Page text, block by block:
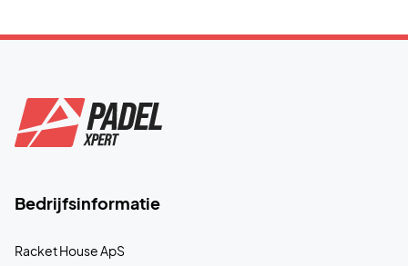
Bedrijfsinformatie
Racket House ApS